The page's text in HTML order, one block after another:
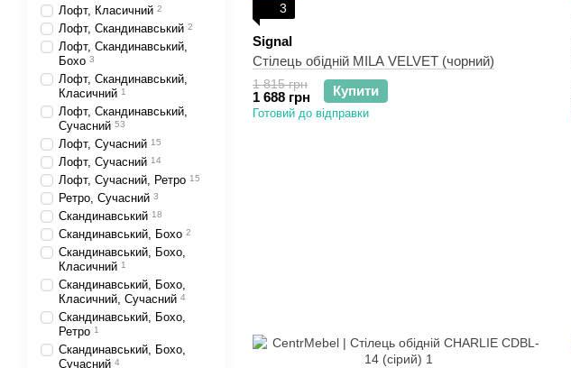
3
Signal
Стілець обідній MILA VELVET (чорний)
1 815 грн
1 688 грн Купити
Готовий до відправки
Лофт, Класичний 2
Лофт, Скандинавський 2
Лофт, Скандинавський,
Бохо 3
Лофт, Скандинавський,
Класичний 1
Лофт, Скандинавський,
Сучасний 53
Лофт, Сучасний 15
Лофт, Сучасний 14
Лофт, Сучасний, Ретро 15
Ретро, Сучасний 3
Скандинавський 18
Скандинавський, Бохо 2
Скандинавський, Бохо,
Класичний 1
Скандинавський, Бохо,
Класичний, Сучасний 4
Скандинавський, Бохо,
Ретро 1
Скандинавський, Бохо,
Сучасний 4